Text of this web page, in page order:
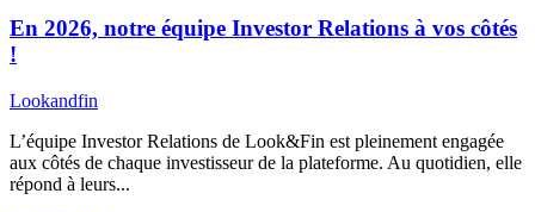
En 2026, notre équipe Investor Relations à vos côtés
!
Lookandfin
L’équipe Investor Relations de Look&Fin est pleinement engagée
aux côtés de chaque investisseur de la plateforme. Au quotidien, elle
répond à leurs...